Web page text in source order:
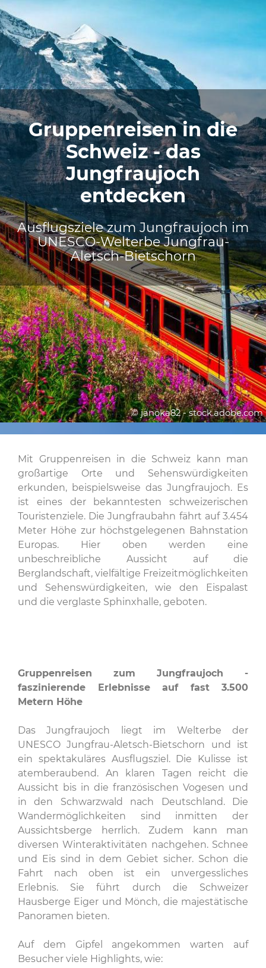
Gruppenreisen in die
Schweiz - das
Jungfraujoch
entdecken
Ausflugsziele zum Jungfraujoch im
UNESCO-Welterbe Jungfrau-
Aletsch-Bietschorn
© janoka82 - stock.adobe.com
Mit Gruppenreisen in die Schweiz kann man
großartige Orte und Sehenswürdigkeiten
erkunden, beispielsweise das Jungfraujoch. Es
ist eines der bekanntesten schweizerischen
Touristenziele. Die Jungfraubahn fährt auf 3.454
Meter Höhe zur höchstgelegenen Bahnstation
Europas. Hier oben werden eine
unbeschreibliche Aussicht auf die
Berglandschaft, vielfältige Freizeitmöglichkeiten
und Sehenswürdigkeiten, wie den Eispalast
und die verglaste Sphinxhalle, geboten.
Gruppenreisen zum Jungfraujoch -
faszinierende Erlebnisse auf fast 3.500
Metern Höhe
Das Jungfraujoch liegt im Welterbe der
UNESCO Jungfrau-Aletsch-Bietschorn und ist
ein spektakuläres Ausflugsziel. Die Kulisse ist
atemberaubend. An klaren Tagen reicht die
Aussicht bis in die französischen Vogesen und
in den Schwarzwald nach Deutschland. Die
Wandermöglichkeiten sind inmitten der
Aussichtsberge herrlich. Zudem kann man
diversen Winteraktivitäten nachgehen. Schnee
und Eis sind in dem Gebiet sicher. Schon die
Fahrt nach oben ist ein unvergessliches
Erlebnis. Sie führt durch die Schweizer
Hausberge Eiger und Mönch, die majestätische
Panoramen bieten.
Auf dem Gipfel angekommen warten auf
Besucher viele Highlights, wie: